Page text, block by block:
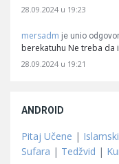
28.09.2024 u 19:23
mersadm je unio odgovor
berekatuhu Ne treba
28.09.2024 u 19:21
ANDROID
Pitaj Učene |
Sufara | Tedžvid |